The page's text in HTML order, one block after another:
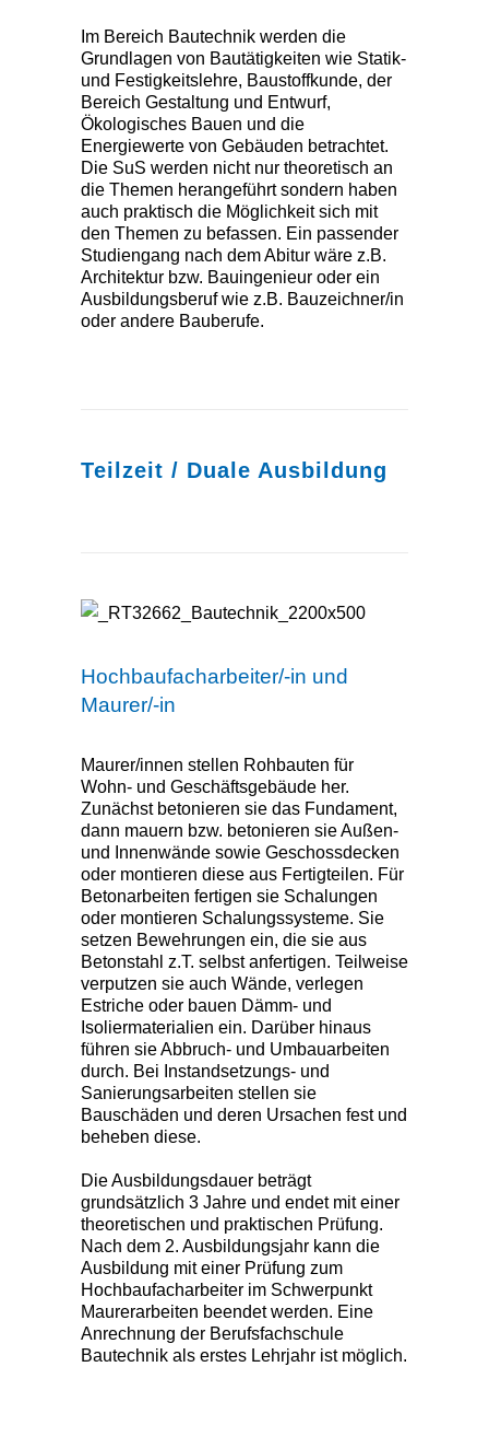
Im Bereich Bautechnik werden die
Grundlagen von Bautätigkeiten wie Statik-
und Festigkeitslehre, Baustoffkunde, der
Bereich Gestaltung und Entwurf,
Ökologisches Bauen und die
Energiewerte von Gebäuden betrachtet.
Die SuS werden nicht nur theoretisch an
die Themen herangeführt sondern haben
auch praktisch die Möglichkeit sich mit
den Themen zu befassen. Ein passender
Studiengang nach dem Abitur wäre z.B.
Architektur bzw. Bauingenieur oder ein
Ausbildungsberuf wie z.B. Bauzeichner/in
oder andere Bauberufe.
Teilzeit / Duale Ausbildung
Hochbaufacharbeiter/-in und
Maurer/-in
Maurer/innen stellen Rohbauten für
Wohn- und Geschäftsgebäude her.
Zunächst betonieren sie das Fundament,
dann mauern bzw. betonieren sie Außen-
und Innenwände sowie Geschossdecken
oder montieren diese aus Fertigteilen. Für
Betonarbeiten fertigen sie Schalungen
oder montieren Schalungssysteme. Sie
setzen Bewehrungen ein, die sie aus
Betonstahl z.T. selbst anfertigen. Teilweise
verputzen sie auch Wände, verlegen
Estriche oder bauen Dämm- und
Isoliermaterialien ein. Darüber hinaus
führen sie Abbruch- und Umbauarbeiten
durch. Bei Instandsetzungs- und
Sanierungsarbeiten stellen sie
Bauschäden und deren Ursachen fest und
beheben diese.
Die Ausbildungsdauer beträgt
grundsätzlich 3 Jahre und endet mit einer
theoretischen und praktischen Prüfung.
Nach dem 2. Ausbildungsjahr kann die
Ausbildung mit einer Prüfung zum
Hochbaufacharbeiter im Schwerpunkt
Maurerarbeiten beendet werden. Eine
Anrechnung der Berufsfachschule
Bautechnik als erstes Lehrjahr ist möglich.